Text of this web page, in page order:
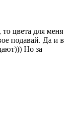
цвета для меня
подавай. Да и в
Но за